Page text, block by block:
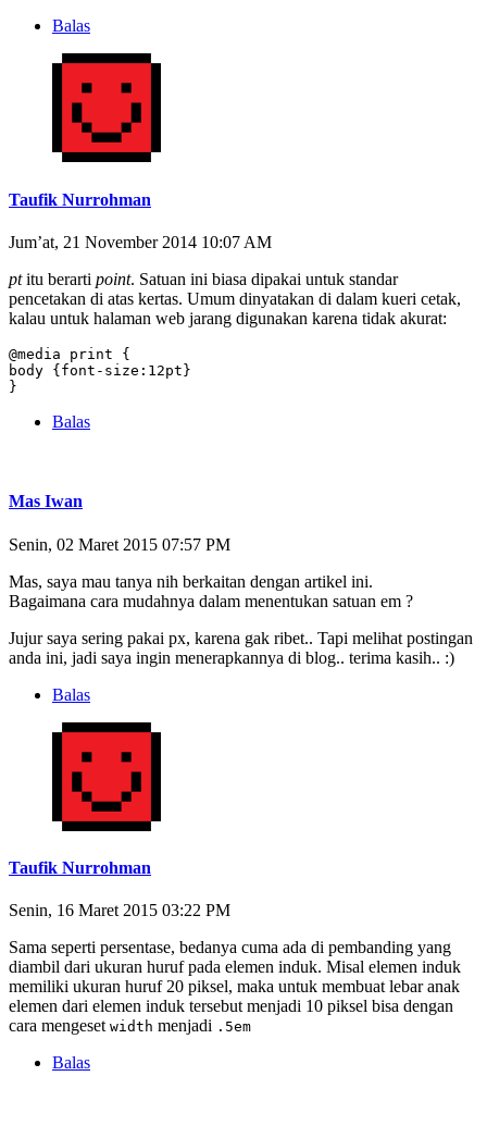
Balas
Taufik Nurrohman
Jum’at, 21 November 2014 10:07 AM
ptitu berarti point. Satuan ini biasa dipakai untuk standar
pencetakan di atas kertas. Umum dinyatakan di dalam kueri cetak,
kalau untuk halaman web jarang digunakan karena tidak akurat:
@media print {
body {font-size:12pt}
}
Balas
Mas Iwan
Senin, 02 Maret 2015 07:57 PM
Mas, saya mau tanya nih berkaitan dengan artikel ini.
Bagaimana cara mudahnya dalam menentukan satuan em ?
Jujur saya sering pakai px, karena gak ribet.. Tapi melihat postingan
anda ini, jadi saya ingin menerapkannya di blog.. terima kasih.. :)
Balas
Taufik Nurrohman
Senin, 16 Maret 2015 03:22 PM
Sama seperti persentase, bedanya cuma ada di pembanding yang
diambil dari ukuran huruf pada elemen induk. Misal elemen induk
memiliki ukuran huruf 20 piksel, maka untuk membuat lebar anak
elemen dari elemen induk tersebut menjadi 10 piksel bisa dengan
cara mengeset width menjadi .5em
Balas